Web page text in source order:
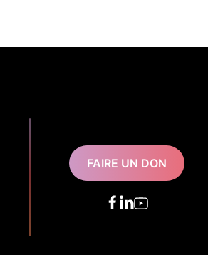
FAIRE UN DON